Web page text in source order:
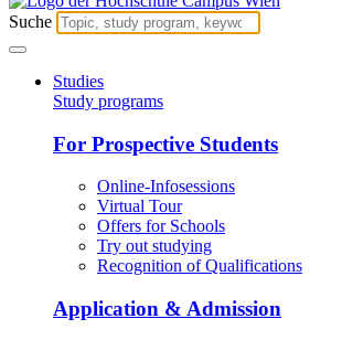
Suche
Studies
Study programs
For Prospective Students
Online-Infosessions
Virtual Tour
Offers for Schools
Try out studying
Recognition of Qualifications
Application & Admission